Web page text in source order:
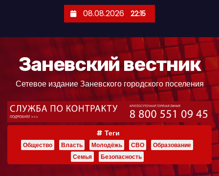
08.08.2026 22:15
Заневский вестник
Сетевое издание Заневского городского поселения
Теги
Общество Власть Молодёжь СВО
Образование
Семья
Безопасность